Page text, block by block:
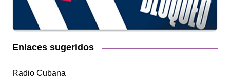
Enlaces sugeridos
Radio Cubana